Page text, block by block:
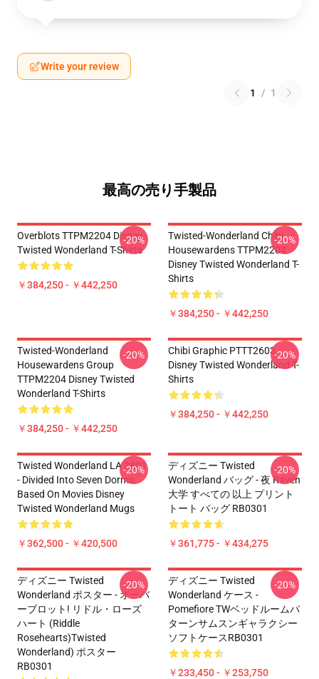
Write your review
1 / 1
最高の売り手製品
Overblots TTPM2204 Disney
Twisted Wonderland T-Shirts
￥384,250 - ￥442,250
-20%
Twisted-Wonderland Chibi
Housewardens TTPM2204
Disney Twisted Wonderland T-
Shirts
￥384,250 - ￥442,250
-20%
Twisted-Wonderland
Housewardens Group
TTPM2204 Disney Twisted
Wonderland T-Shirts
￥384,250 - ￥442,250
-20%
Chibi Graphic PTTT2603
Disney Twisted Wonderland T-
Shirts
￥384,250 - ￥442,250
-20%
Twisted Wonderland LA 2801
- Divided Into Seven Dorms
Based On Movies Disney
Twisted Wonderland Mugs
￥362,500 - ￥420,500
-20%
ディズニー Twisted
Wonderland バッグ - 夜 Raven
大学 すべての 以上 プリント
トート バッグ RB0301
￥361,775 - ￥434,275
-20%
ディズニー Twisted
Wonderland ポスター - オーバ
ーブロット! リドル・ローズ
ハート (Riddle
Rosehearts)Twisted
Wonderland) ポスター
RB0301
-20%
ディズニー Twisted
Wonderland ケース -
Pomefiore TWベッドルームパ
ターンサムスンギャラクシー
ソフトケースRB0301
￥233,450 - ￥253,750
-20%